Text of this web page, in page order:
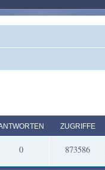
ZUGRIFFE
0A
n
873586Z
u